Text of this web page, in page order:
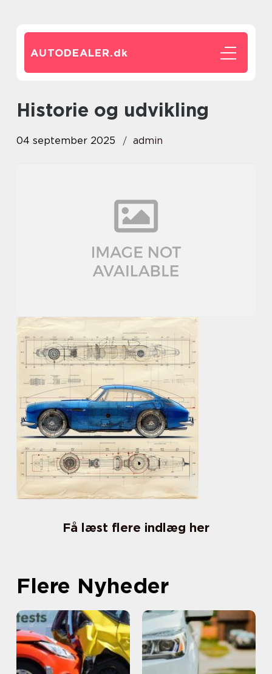
AUTODEALER.dk
Historie og udvikling
04 september 2025 admin
Få læst flere indlæg her
Flere Nyheder